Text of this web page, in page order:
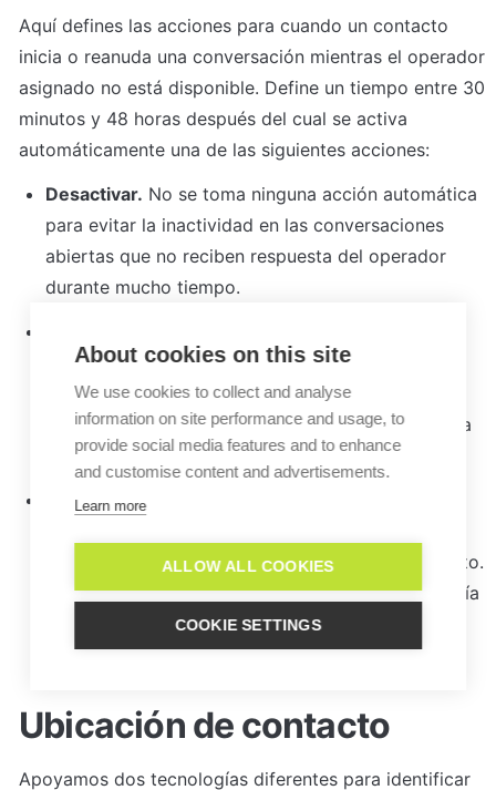
Aquí defines las acciones para cuando un contacto
inicia o reanuda una conversación mientras el operador
asignado no está disponible. Define un tiempo entre 30
minutos y 48 horas después del cual se activa
automáticamente una de las siguientes acciones:
Desactivar. No se toma ninguna acción automática
para evitar la inactividad en las conversaciones
abiertas que no reciben respuesta del operador
durante mucho tiempo.
de entrada (compartida). La conversación se
desasigna y se mueve a la bandeja de entrada,
donde cualquier operador de tu grupo puede verla
y responderla.
Reasignar conversación a otro operador.
disponible, para que pueda responder de inmediato.
Al igual que en las conversaciones en vivo, se envía
mensaje de inactividad fuera de línea
contactos si la reasignación falla.
Ubicación de contacto
Apoyamos dos tecnologías diferentes para identificar
About cookies on this site
We use cookies to collect and analyse
information on site performance and usage, to
provide social media features and to enhance
and customise content and advertisements.
Learn more
ALLOW ALL COOKIES
COOKIE SETTINGS